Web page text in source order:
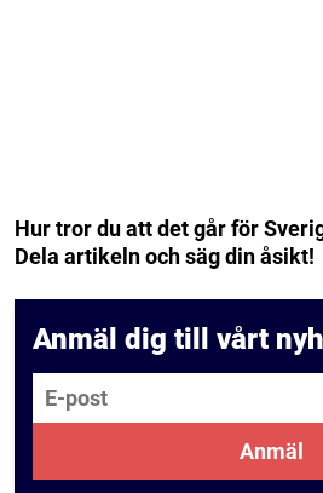
Hur tror du att det går för
Dela artikeln och säg din åsikt!
Anmäl dig till vårt
E-post
Anmäl